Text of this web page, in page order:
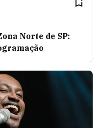
Norte de SP: